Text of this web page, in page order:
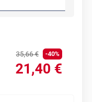
35,66€ -40%
21 ,40 €